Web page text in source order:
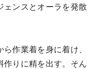
ェンスとオーラを発散
作業着を身に着け、
作りに精を出す。そん